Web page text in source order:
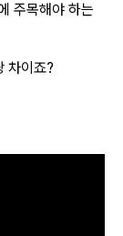
주목해야 하는
차이죠?